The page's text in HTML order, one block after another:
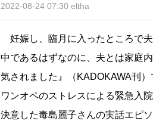
2022-08-24 07:30 eltha
妊娠し、臨月に入ったところで
中であるはずなのに、夫とは家庭
気されました』（KADOKAWA刊
ワンオペのストレスによる緊急入
決意した毒島麗子さんの実話エピ